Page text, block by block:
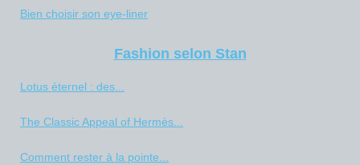
Bien choisir son eye-liner
Fashion selon Stan
Lotus éternel : des...
The Classic Appeal of Hermès...
Comment rester à la pointe...